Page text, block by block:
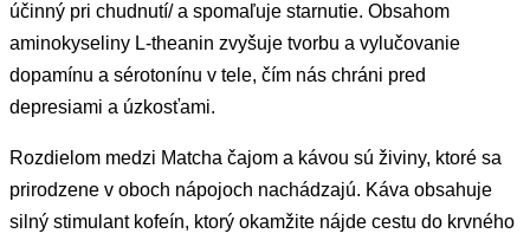
účinný pri chudnutí/ a spomaľuje starnutie. Obsahom
aminokyseliny L-theanin zvyšuje tvorbu a vylučovanie
dopamínu a sérotonínu v tele, čím nás chráni pred
depresiami a úzkosťami.
Rozdielom medzi Matcha čajom a kávou sú živiny, ktoré sa
prirodzene v oboch nápojoch nachádzajú. Káva obsahuje
silný stimulant kofeín, ktorý okamžite nájde cestu do krvného